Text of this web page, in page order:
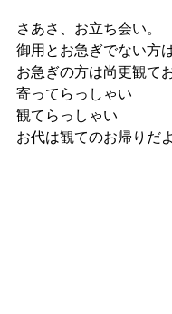
さあさ、お立ち会い。
御用とお急ぎでない方
お急ぎの方は尚更観て
寄ってらっしゃい
観てらっしゃい
お代は観てのお帰り